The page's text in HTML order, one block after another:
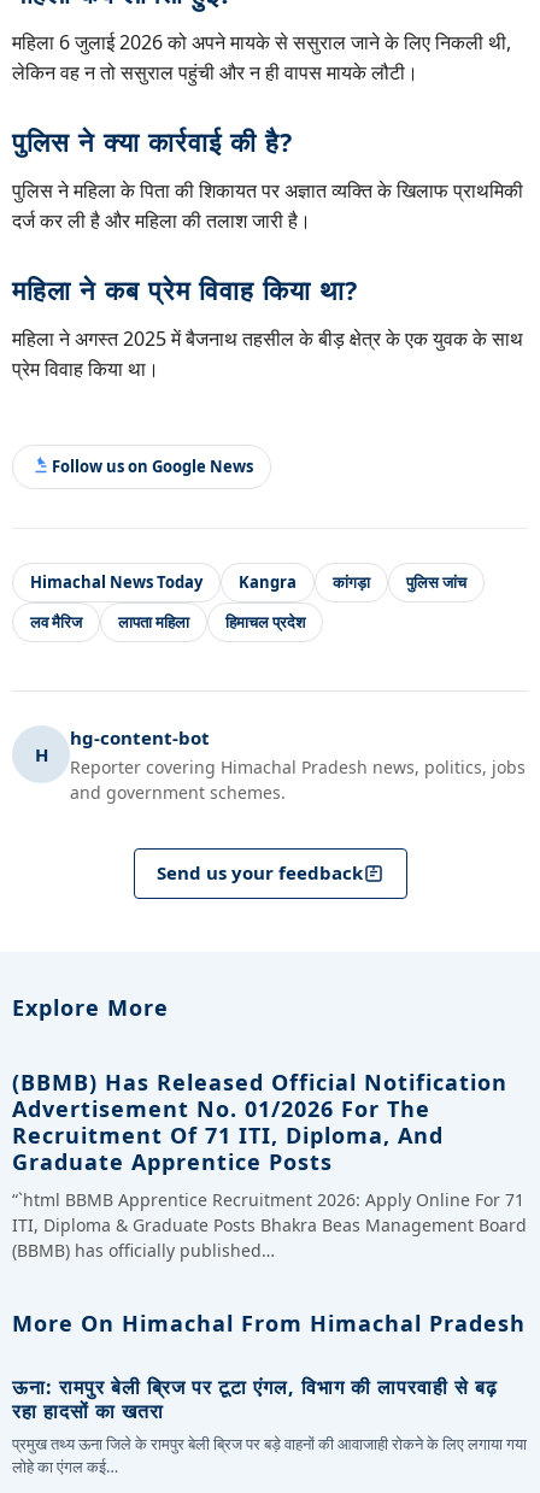
महिला 6 जुलाई 2026 को अपने मायके से ससुराल जाने के लिए निकली थी,
लेकिन वह न तो ससुराल पहुंची और न ही वापस मायके लौटी।
पुलिस ने क्या कार्रवाई की है?
पुलिस ने महिला के पिता की शिकायत पर अज्ञात व्यक्ति के खिलाफ प्राथमिकी
दर्ज कर ली है और महिला की तलाश जारी है।
महिला ने कब प्रेम विवाह किया था?
महिला ने अगस्त 2025 में बैजनाथ तहसील के बीड़ क्षेत्र के एक युवक के साथ
प्रेम विवाह किया था।
Follow us on Google News
Himachal News Today Kangra कांगड़ा
पुलिस जांच
लव मैरिज
लापता महिला हिमाचल प्रदेश
H
hg-content-bot
Reporter covering Himachal Pradesh news, politics, jobs
and government schemes.
Send us your feedback
Explore More
(BBMB) Has Released Official Notification
Advertisement No. 01/2026 For The
Recruitment Of 71 ITI, Diploma, And
Graduate Apprentice Posts
“`html BBMB Apprentice Recruitment 2026: Apply Online For 71
ITI, Diploma & Graduate Posts Bhakra Beas Management Board
(BBMB) has officially published…
More On Himachal From Himachal Pradesh
ऊना: रामपुर बेली ब्रिज पर टूटा एंगल, विभाग की लापरवाही से बढ़
रहा हादसों का खतरा
प्रमुख तथ्य ऊना जिले के रामपुर बेली ब्रिज पर बड़े वाहनों की आवाजाही रोकने के लिए लगाया गया
लोहे का एंगल कई…